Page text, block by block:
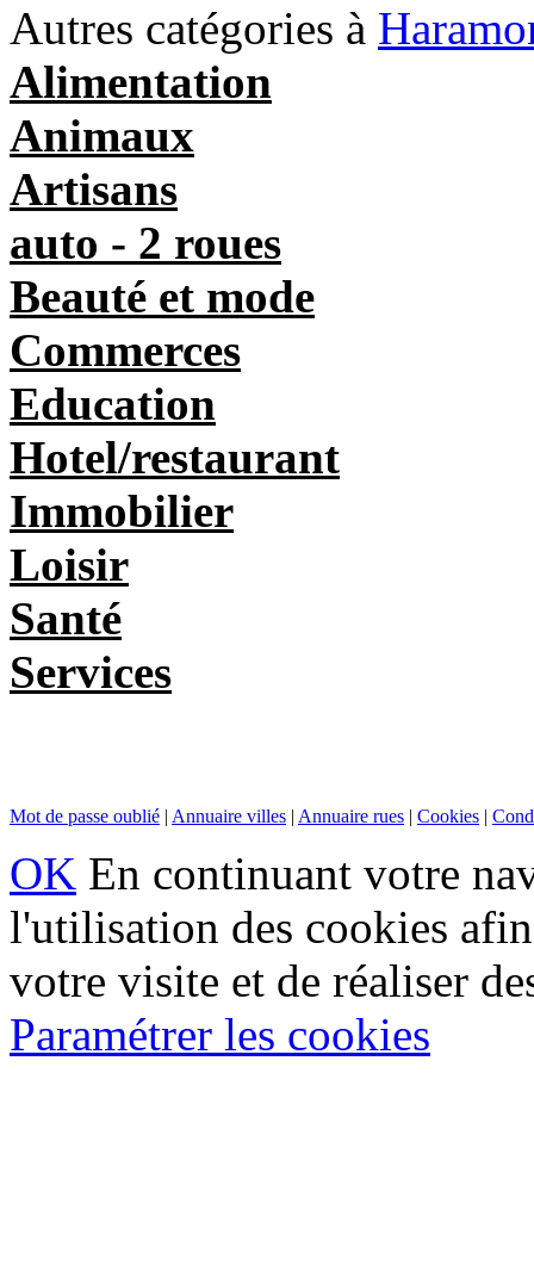
Autres catégories à
Alimentation
Animaux
Artisans
auto - 2 roues
Beauté et mode
Commerces
Education
Hotel/restaurant
Immobilier
Loisir
Santé
Services
Mot de passe oublié | Annuaire villes | Annuaire rues | Cookies |
OK En continuant votre
l'utilisation des cookies
votre visite et de réaliser
Paramétrer les cookies